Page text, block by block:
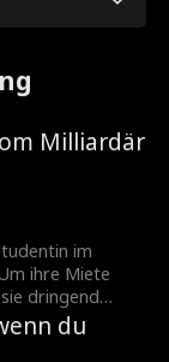
Milliardär
im
ihre Miete
dringend
einer Bar, doch
du